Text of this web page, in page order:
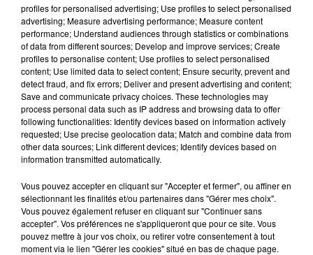
4 août 2026
HÉRAULT, PYRÉNÉES-ORIENTALES : TROIS
SPOTS DE SNORKELING À EXPLORER...
Pas besoin de bouteilles de plongée lourdes ni de diplômes
complexes pour observer la vie sous-marine. Cet été, un
masque, un tuba et une paire de palmes...
profiles for personalised advertising; Use profiles to select personalised
advertising; Measure advertising performance; Measure content
performance; Understand audiences through statistics or combinations
of data from different sources; Develop and improve services; Create
profiles to personalise content; Use profiles to select personalised
content; Use limited data to select content; Ensure security, prevent and
detect fraud, and fix errors; Deliver and present advertising and content;
Save and communicate privacy choices. These technologies may
process personal data such as IP address and browsing data to offer
following functionalities: Identify devices based on information actively
requested; Use precise geolocation data; Match and combine data from
other data sources; Link different devices; Identify devices based on
information transmitted automatically.
Vous pouvez accepter en cliquant sur "Accepter et fermer", ou affiner en
sélectionnant les finalités et/ou partenaires dans "Gérer mes choix".
Vous pouvez également refuser en cliquant sur "Continuer sans
accepter". Vos préférences ne s'appliqueront que pour ce site. Vous
pouvez mettre à jour vos choix, ou retirer votre consentement à tout
moment via le lien "Gérer les cookies" situé en bas de chaque page.